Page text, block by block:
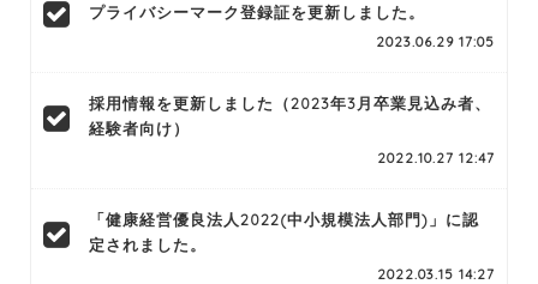
プライバシーマーク登録証を更新しました。
2023.06.29 17:05
採用情報を更新しました（2023年3月卒業見込み者、
経験者向け）
2022.10.27 12:47
「健康経営優良法人2022(中小規模法人部門)」に認
定されました。
2022.03.15 14:27